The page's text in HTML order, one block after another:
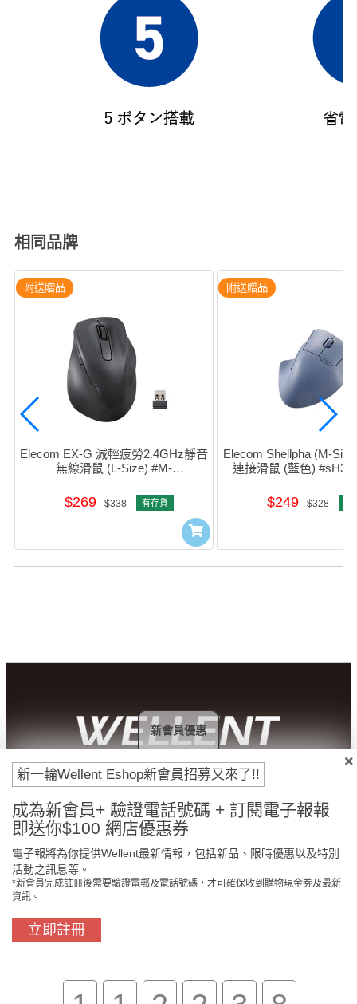
相同品牌
附送贈品
Elecom EX-G 減輕疲勞2.4GHz靜音
無線滑鼠 (L-Size) #M-
$269 $338 有存貨
附送贈品
Elecom Shellpha (M-
連接滑鼠 (藍色)
$249 $328
付款方法
新一輪Wellent Eshop新會員招募又來了!!
成為新會員+ 驗證電話號碼 + 訂閱電子報報
即送你$100 網店優惠券
電子報將為你提供Wellent最新情報，包括新品、限時優惠以及特別
活動之訊息等。
*新會員完成註冊後需要驗證電郵及電話號碼，才可確保收到購物現金劵及最新
資訊。
立即註冊
新會員優惠